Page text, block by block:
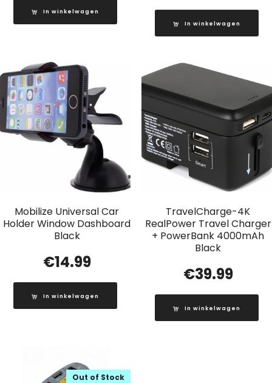
In winkelwagen
In winkelwagen
Mobilize Universal Car
Holder Window Dashboard
Black
€14.99
In winkelwagen
TravelCharge-4K
RealPower Travel Charger
+ PowerBank 4000mAh
Black
€39.99
In winkelwagen
Out of Stock